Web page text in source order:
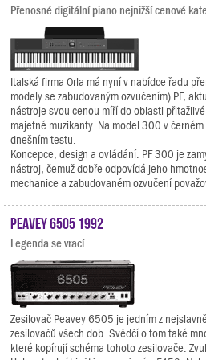
Přenosné digitální piano nejnižší cenové
Italská firma Orla má nyní v nabídce řadu
modely se zabudovaným ozvučením) PF,
nástroje svou cenou míří do oblasti
majetné muzikanty. Na model 300 v
dnešním testu.
Koncepce, design a ovládání. PF 300 je
nástroj, čemuž dobře odpovídá jeho
mechanice a zabudovaném ozvučení
Peavey 6505 1992
Legenda se vrací.
Zesilovač Peavey 6505 je jedním z
zesilovačů všech dob. Svědčí o tom také
které kopírují schéma tohoto zesilovače.